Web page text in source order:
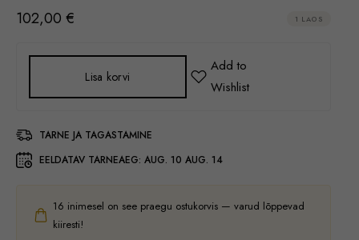
102,00 € 1 LAOS
Lisa korvi
TARNE JA TAGASTAMINE
EELDATAV TARNEAEG: AUG. 10 AUG. 14
16 inimesel on see praegu ostukorvis — varud lõppevad
kiiresti!